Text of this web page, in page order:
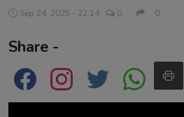
Sponsors
Sep 24, 2025 - 22:14 0 0
Share -